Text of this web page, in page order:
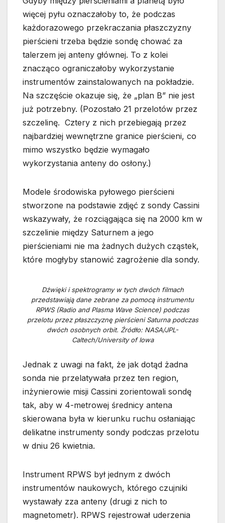
więcej pyłu oznaczałoby to, że podczas
każdorazowego przekraczania płaszczyzny
pierścieni trzeba będzie sondę chować za
talerzem jej anteny głównej. To z kolei
znacząco ograniczałoby wykorzystanie
instrumentów zainstalowanych na pokładzie.
Na szczęście okazuje się, że „plan B” nie jest
już potrzebny. (Pozostało 21 przelotów przez
szczelinę. Cztery z nich przebiegają przez
najbardziej wewnętrzne granice pierścieni, co
mimo wszystko będzie wymagało
wykorzystania anteny do osłony.)
Modele środowiska pyłowego pierścieni
stworzone na podstawie zdjęć z sondy Cassini
wskazywały, że rozciągająca się na 2000 km w
szczelinie między Saturnem a jego
pierścieniami nie ma żadnych dużych cząstek,
które mogłyby stanowić zagrożenie dla sondy.
Dźwięki i spektrogramy w tych dwóch filmach
przedstawiają dane zebrane za pomocą instrumentu
RPWS (Radio and Plasma Wave Science) podczas
przelotu przez płaszczyznę pierścieni Saturna podczas
dwóch osobnych orbit. Źródło: NASA/JPL-
Caltech/University of Iowa
Jednak z uwagi na fakt, że jak dotąd żadna
sonda nie przelatywała przez ten region,
inżynierowie misji Cassini zorientowali sondę
tak, aby w 4-metrowej średnicy antena
skierowana była w kierunku ruchu osłaniając
delikatne instrumenty sondy podczas przelotu
w dniu 26 kwietnia.
Instrument RPWS był jednym z dwóch
instrumentów naukowych, którego czujniki
wystawały zza anteny (drugi z nich to
magnetometr). RPWS rejestrował uderzenia